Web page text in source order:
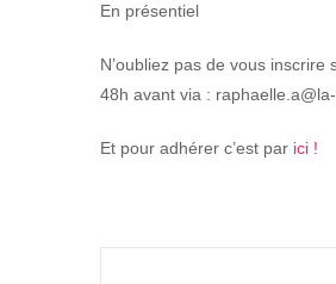
En présentiel
N’oubliez pas de vous inscrire
48h avant via :
Et pour adhérer c’est par ici !